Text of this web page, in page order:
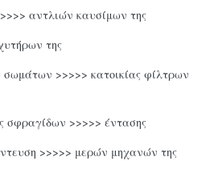
αντλιών καυσίμων της
της
>>>>> κατοικίας φίλτρων
σφραγίδων >>>>> έντασης
>>>>> μερών μηχανών της